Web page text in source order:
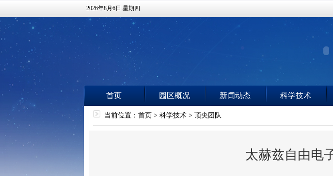
2026年8月6日 星期四
首页 园区概况 新闻动态 科学技术
当前位置：首页 >科学技术 >顶尖团队
太赫兹自由电